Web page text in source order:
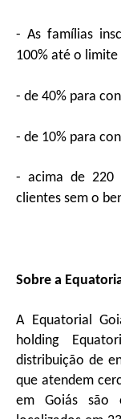
- As famílias
100% até o
- de 40% para
- de 10% para
- acima de 220
clientes sem o
Sobre a
A Equatorial
holding
distribuição de
que atendem
em Goiás são